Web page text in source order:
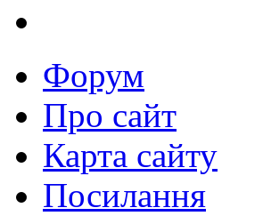
Форум
Про сайт
Карта сайту
Посилання